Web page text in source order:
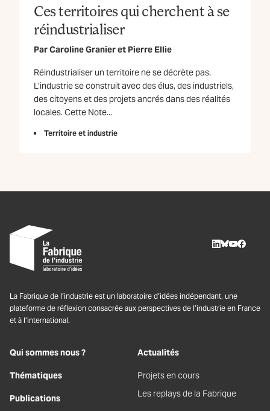
Ces territoires qui cherchent à se
réindustrialiser
ParCaroline Granieret Pierre Ellie
Réindustrialiser un territoire ne se décrète pas.
L’industrie se construit avec des élus, des industriels,
des citoyens et des projets ancrés dans des réalités
locales. Cette Note...
Territoire et industrie
La Fabrique de l’industrie est un laboratoire d’idées indépendant, une
plateforme de réflexion consacrée aux perspectives de l’industrie en France
et à l’international.
Qui sommes nous ?
Thématiques
Publications
Actualités
Projets en cours
Les replays de la Fabrique